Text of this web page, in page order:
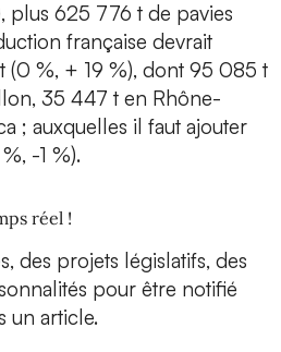
plus 625 776 t de pavies
française devrait
(0 %, + 19 %), dont 95 085 t
35 447 t en Rhône-
; auxquelles il faut ajouter
-1 %).
réel !
des projets législatifs, des
pour être notifié
un article.